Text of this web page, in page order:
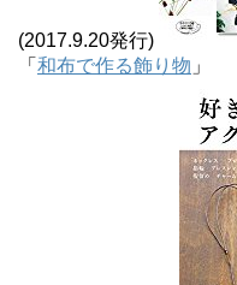
(2017.9.20発行)
「 和布で作る飾り物 」